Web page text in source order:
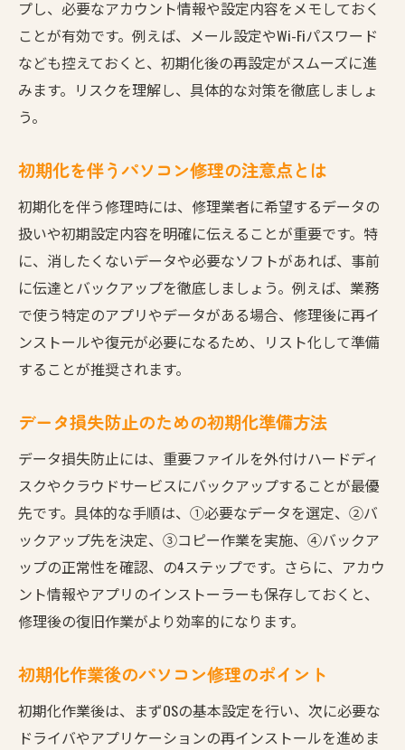
プし、必要なアカウント情報や設定内容をメモしておく
ことが有効です。例えば、メール設定やWi-Fiパスワード
なども控えておくと、初期化後の再設定がスムーズに進
みます。リスクを理解し、具体的な対策を徹底しましょ
う。
初期化を伴うパソコン修理の注意点とは
初期化を伴う修理時には、修理業者に希望するデータの
扱いや初期設定内容を明確に伝えることが重要です。特
に、消したくないデータや必要なソフトがあれば、事前
に伝達とバックアップを徹底しましょう。例えば、業務
で使う特定のアプリやデータがある場合、修理後に再イ
ンストールや復元が必要になるため、リスト化して準備
することが推奨されます。
データ損失防止のための初期化準備方法
データ損失防止には、重要ファイルを外付けハードディ
スクやクラウドサービスにバックアップすることが最優
先です。具体的な手順は、①必要なデータを選定、②バ
ックアップ先を決定、③コピー作業を実施、④バックア
ップの正常性を確認、の4ステップです。さらに、アカウ
ント情報やアプリのインストーラーも保存しておくと、
修理後の復旧作業がより効率的になります。
初期化作業後のパソコン修理のポイント
初期化作業後は、まずOSの基本設定を行い、次に必要な
ドライバやアプリケーションの再インストールを進めま